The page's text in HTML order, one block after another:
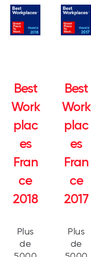
Best
Work
plac
es
Fran
ce
2018
Plus
de
Best
Work
plac
es
Fran
ce
2017
Plus
de